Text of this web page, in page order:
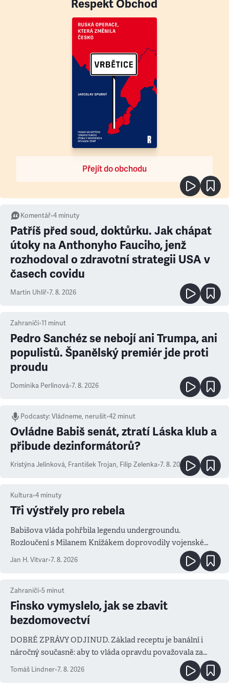
Respekt Obchod
Přejít do obchodu
Komentář•4 minuty
Patříš před soud, doktůrku. Jak chápat
útoky na Anthonyho Fauciho, jenž
rozhodoval o zdravotní strategii USA v
časech covidu
Martin Uhlíř•7. 8. 2026
Zahraničí•11 minut
Pedro Sanchéz se nebojí ani Trumpa, ani
populistů. Španělský premiér jde proti
proudu
Dominika Perlínová•7. 8. 2026
Podcasty:Vládneme, nerušit•42 minut
Ovládne Babiš senát, ztratí Láska klub a
přibude dezinformátorů?
Kristýna Jelínková, František Trojan, Filip Zelenka•7. 8. 2026
Kultura•4 minuty
Tři výstřely pro rebela
Babišova vláda pohřbila legendu undergroundu.
Rozloučení s Milanem Knížákem doprovodily vojenské
salvy i kritika pokrokářů
Jan H. Vitvar•7. 8. 2026
Zahraničí•5 minut
Finsko vymyslelo, jak se zbavit
bezdomovectví
DOBRÉ ZPRÁVY ODJINUD. Základ receptu je banální i
náročný současně: aby to vláda opravdu považovala za
prioritu
Tomáš Lindner•7. 8. 2026